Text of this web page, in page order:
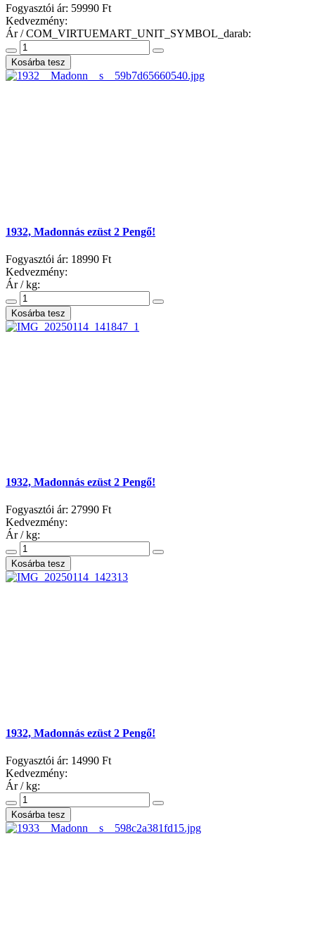
Fogyasztói ár: 59990 Ft
Kedvezmény:
Ár / COM_VIRTUEMART_UNIT_SYMBOL_darab:
1932, Madonnás ezüst 2 Pengő!
Fogyasztói ár: 18990 Ft
Kedvezmény:
Ár / kg:
1932, Madonnás ezüst 2 Pengő!
Fogyasztói ár: 27990 Ft
Kedvezmény:
Ár / kg:
1932, Madonnás ezüst 2 Pengő!
Fogyasztói ár: 14990 Ft
Kedvezmény:
Ár / kg: